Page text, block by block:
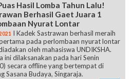
Hasil Lomba Tahun Lalu!
Berhasil Gaet Juara 1
Nyurat Lontar
I Kadek Sastrawan berhasil meraih
pada perlombaan nyurat lontar
oleh mahasiswa UNDIKSHA.
ini dilaksanakan pada hari Senin
secara offline yang bertempat di
Sasana Budaya, Singaraja.